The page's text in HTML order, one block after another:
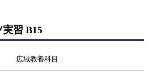
習 B15
広域教養科目